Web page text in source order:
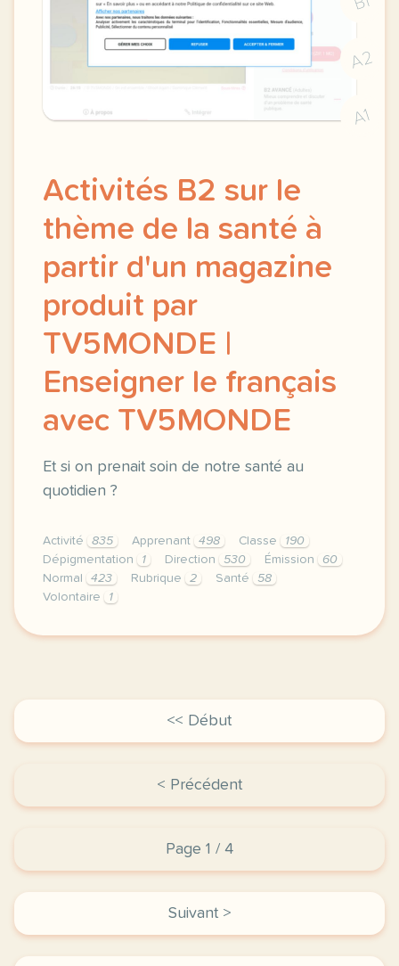
A2
A1
Activités B2 sur le
thème de la santé à
partir d'un magazine
produit par
TV5MONDE |
Enseigner le français
avec TV5MONDE
Et si on prenait soin de notre santé au
quotidien ?
Activité 835 Apprenant 498 Classe
190
Dépigmentation
1 Direction 530 Émission
60
Normal
423 Rubrique 2 Santé
58
Volontaire
1
didomi host didomi components button cursor
<< Début
< Précédent
Page 1 / 4
Suivant >